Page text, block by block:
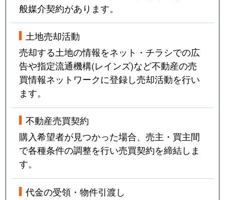
中山
600万円
ひたち野うしく
中山
780万円
みどりの
並木
4,000万円
つくば
並木
並木
1,900万円
西大井
210万円
ひたち野うしく
西大沼
西大橋
4,000万円
般媒介契約があります。
土地売却活動
売却する土地の情報をネット・チラシでの広
告や指定流通機構(レインズ)など不動産の売
買情報ネットワークに登録し売却活動を行い
ます。
不動産売買契約
購入希望者が見つかった場合、売主・買主間
で各種条件の調整を行い売買契約を締結しま
す。
代金の受領・物件引渡し